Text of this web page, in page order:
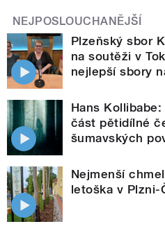
NEJPOSLOUCHANĚJŠÍ
Plzeňský sbor
na soutěži v
nejlepší sbory
Hans
část pětidílné
šumavských
Nejmenší
letoška v Plzni-